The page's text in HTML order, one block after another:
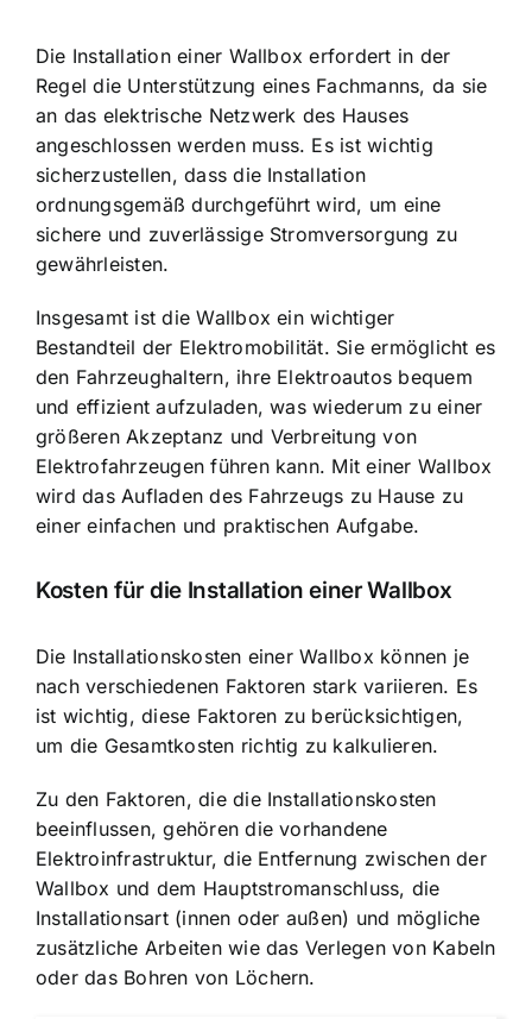
Die Installation einer Wallbox erfordert in der
Regel die Unterstützung eines Fachmanns, da sie
an das elektrische Netzwerk des Hauses
angeschlossen werden muss. Es ist wichtig
sicherzustellen, dass die Installation
ordnungsgemäß durchgeführt wird, um eine
sichere und zuverlässige Stromversorgung zu
gewährleisten.
Insgesamt ist die Wallbox ein wichtiger
Bestandteil der Elektromobilität. Sie ermöglicht es
den Fahrzeughaltern, ihre Elektroautos bequem
und effizient aufzuladen, was wiederum zu einer
größeren Akzeptanz und Verbreitung von
Elektrofahrzeugen führen kann. Mit einer Wallbox
wird das Aufladen des Fahrzeugs zu Hause zu
einer einfachen und praktischen Aufgabe.
Kosten für die Installation einer Wallbox
Die Installationskosten einer Wallbox können je
nach verschiedenen Faktoren stark variieren. Es
ist wichtig, diese Faktoren zu berücksichtigen,
um die Gesamtkosten richtig zu kalkulieren.
Zu den Faktoren, die die Installationskosten
beeinflussen, gehören die vorhandene
Elektroinfrastruktur, die Entfernung zwischen der
Wallbox und dem Hauptstromanschluss, die
Installationsart (innen oder außen) und mögliche
zusätzliche Arbeiten wie das Verlegen von Kabeln
oder das Bohren von Löchern.